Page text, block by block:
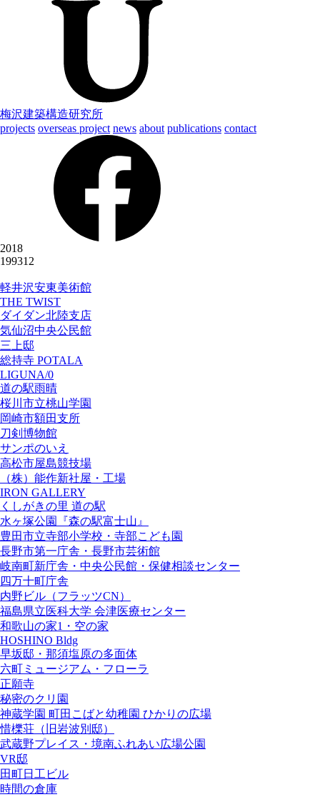
梅沢建築構造研究所
projects overseas project news about publications contact
2018
199312
軽井沢安東美術館
THE TWIST
ダイダン北陸支店
気仙沼中央公民館
三上邸
総持寺 POTALA
LIGUNA/0
道の駅雨晴
桜川市立桃山学園
岡崎市額田支所
刀剣博物館
サンポのいえ
高松市屋島競技場
（株）能作新社屋・工場
IRON GALLERY
くしがきの里 道の駅
水ヶ塚公園『森の駅富士山』
豊田市立寺部小学校・寺部こども園
長野市第一庁舎・長野市芸術館
岐南町新庁舎・中央公⺠館・保健相談センター
四万十町庁舎
内野ビル（フラッツCN）
福島県立医科大学 会津医療センター
和歌山の家1・空の家
HOSHINO Bldg
早坂邸・那須塩原の多面体
六町ミュージアム・フローラ
正願寺
秘密のクリ園
神蔵学園 町田こばと幼稚園 ひかりの広場
惜櫟荘（旧岩波別邸）
武蔵野プレイス・境南ふれあい広場公園
VR邸
田町日工ビル
時間の倉庫